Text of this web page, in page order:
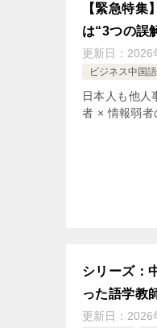
【緊急特
は“3つの誤
更新日： 2026
ビジネス中国語
日本人も他人
者 × 情報弱
シリーズ：
った語学教
更新日： 2026